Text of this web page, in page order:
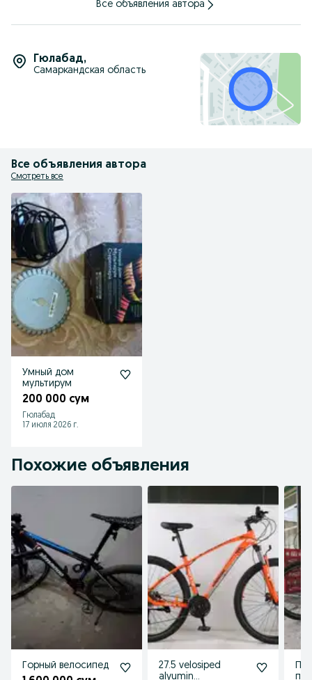
Все объявления автора
Гюлабад,
Самаркандская область
Все объявления автора
Смотреть все
Умный дом
мультирум
200 000 сум
Гюлабад
17 июля 2026 г.
Похожие объявления
Горный велосипед
27.5 velosiped
alyumin